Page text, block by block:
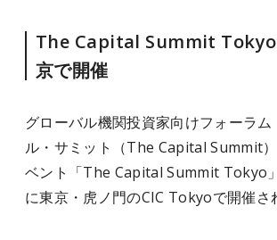
The Capital Summit
京で開催
グローバル機関投資家向けフォーラム
ル・サミット（The Capital Summit
ベント「The Capital Summit Tokyo
に東京・虎ノ門のCIC Tokyoで開催さ